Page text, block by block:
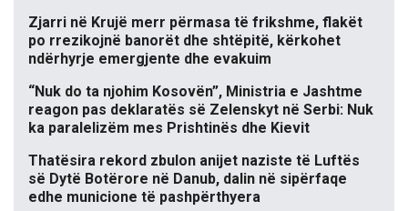
Zjarri në Krujë merr përmasa të frikshme, flakët
po rrezikojnë banorët dhe shtëpitë, kërkohet
ndërhyrje emergjente dhe evakuim
“Nuk do ta njohim Kosovën”, Ministria e Jashtme
reagon pas deklaratës së Zelenskyt në Serbi: Nuk
ka paralelizëm mes Prishtinës dhe Kievit
Thatësira rekord zbulon anijet naziste të Luftës
së Dytë Botërore në Danub, dalin në sipërfaqe
edhe municione të pashpërthyera